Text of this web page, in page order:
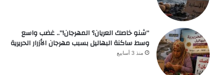
“شنو خاصك العريان؟ المهرجان!”.. غضب واسع
وسط ساكنة البهاليل بسبب مهرجان الأزرار الحريرية
منذ 3 أسابيع